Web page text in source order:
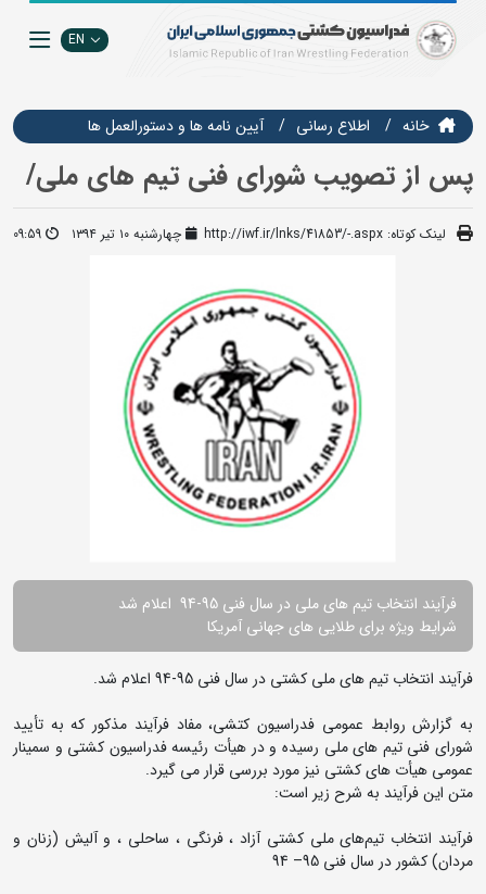
EN
خانه اطلاع رسانی آیین نامه ها و دستورالعمل ها
پس از تصویب شورای فنی تیم های ملی/
لینک کوتاه: http://iwf.ir/lnks/41853/-.aspx چهارشنبه ۱۰ تیر ۱۳۹۴ 09:59
فرآیند انتخاب تیم های ملی در سال فنی 95-94 اعلام شد
شرایط ویژه برای طلایی های جهانی آمریکا
فرآیند انتخاب تیم های ملی کشتی در سال فنی 95-94 اعلام شد.
به گزارش روابط عمومی فدراسیون کتشی، مفاد فرآیند مذکور که به تأیید
شورای فنی تیم های ملی رسیده و در هیأت رئیسه فدراسیون کشتی و سمینار
عمومی هیأت های کشتی نیز مورد بررسی قرار می گیرد.
متن این فرآیند به شرح زیر است:
فرآیند انتخاب تیم‌های ملی کشتی آزاد ، فرنگی ، ساحلی ، و آلیش (زنان و
مردان) کشور در سال فنی 95– 94